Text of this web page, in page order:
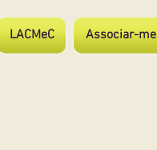
LACMeC Associar-me